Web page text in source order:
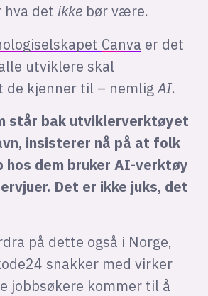
det ikke bør være.
Canva er det
utviklere skal
de kjenner til – nemlig AI.
står bak utviklerverktøyet
insisterer nå på at folk
hos dem bruker AI-verktøy
Det er ikke juks, det
på dette også i Norge,
snakker med virker
jobbsøkere kommer til å